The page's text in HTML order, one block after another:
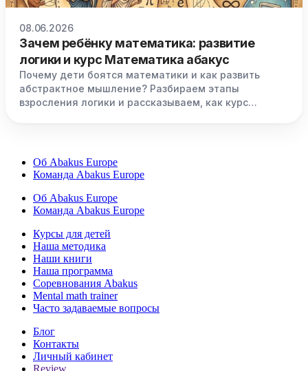
08.06.2026
Зачем ребёнку математика: развитие
логики и курс Математика абакус
Почему дети боятся математики и как развить
абстрактное мышление? Разбираем этапы
взросления логики и рассказываем, как курс
Об Abakus Europe
Команда Abakus Europe
Об Abakus Europe
Команда Abakus Europe
Курсы для детей
Наша методика
Наши книги
Наша программа
Соревнования Abakus
Mental math trainer
Часто задаваемые вопросы
Блог
Контакты
Личный кабинет
Review